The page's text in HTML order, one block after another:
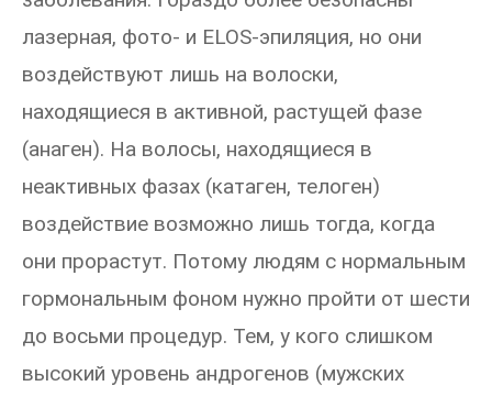
лазерная, фото- и ELOS-эпиляция, но они
воздействуют лишь на волоски,
находящиеся в активной, растущей фазе
(анаген). На волосы, находящиеся в
неактивных фазах (катаген, телоген)
воздействие возможно лишь тогда, когда
они прорастут. Потому людям с нормальным
гормональным фоном нужно пройти от шести
до восьми процедур. Тем, у кого слишком
высокий уровень андрогенов (мужских